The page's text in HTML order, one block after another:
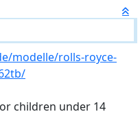
modelle/rolls-royce-
children under 14